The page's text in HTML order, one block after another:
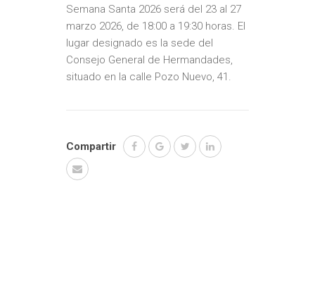
Semana Santa 2026 será del 23 al 27
marzo 2026, de 18:00 a 19:30 horas. El
lugar designado es la sede del
Consejo General de Hermandades,
situado en la calle Pozo Nuevo, 41.
Compartir